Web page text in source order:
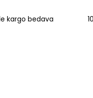
kargo bedava